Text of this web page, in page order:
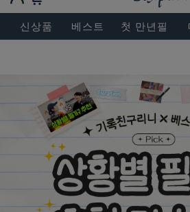
BESEN MASTERPIECE,
신상품 베스트 첫 만년필